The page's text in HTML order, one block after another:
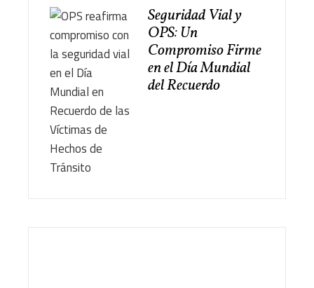
Seguridad Vial y
OPS: Un
Compromiso Firme
en el Día Mundial
del Recuerdo